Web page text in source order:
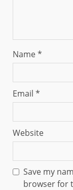
Name*
Email *
Website
Save my
browser for